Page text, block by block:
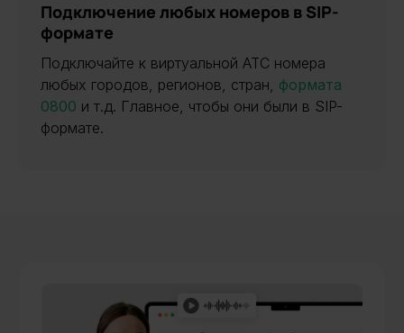
Подключение любых номеров в SIP-
формате
Подключайте к виртуальной АТС номера
любых городов, регионов, стран, формата
0800 и т.д. Главное, чтобы они были в SIP-
формате.